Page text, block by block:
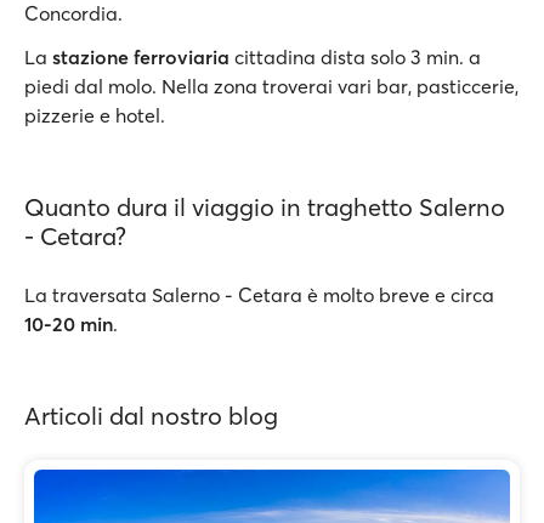
Concordia.
La stazione ferroviaria cittadina dista solo 3 min. a
piedi dal molo. Nella zona troverai vari bar, pasticcerie,
pizzerie e hotel.
Quanto dura il viaggio in traghetto Salerno
- Cetara?
La traversata Salerno - Cetara è molto breve e circa
10-20 min.
Articoli dal nostro blog